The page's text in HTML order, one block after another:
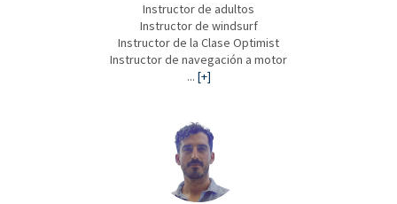
Instructor de adultos
Instructor de windsurf
Instructor de la Clase Optimist
Instructor de navegación a motor
... [+]